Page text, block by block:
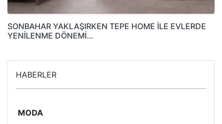
SONBAHAR YAKLAŞIRKEN TEPE HOME İLE EVLERDE
YENİLENME DÖNEMİ…
HABERLER
MODA